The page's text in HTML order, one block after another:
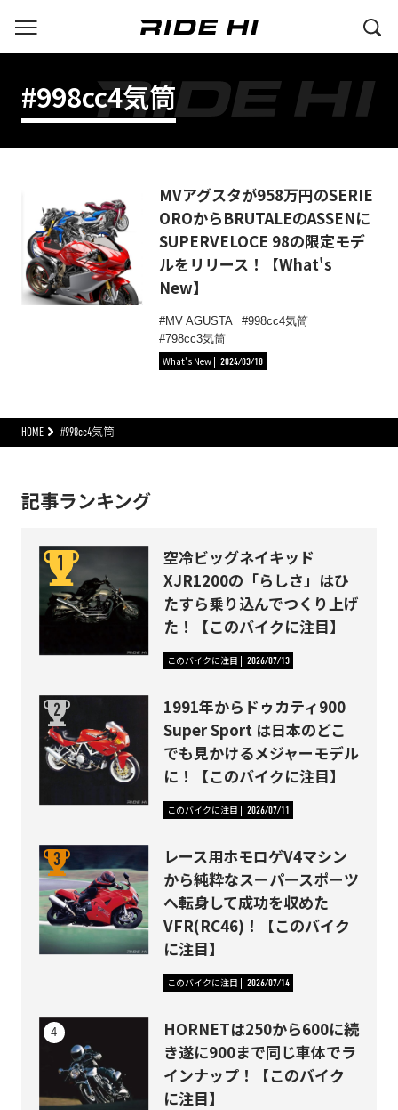
#998cc4気筒
MVアグスタが958万円のSERIE
OROからBRUTALEのASSENに
SUPERVELOCE 98の限定モデ
ルをリリース！【What's
New】
MV AGUSTA
998cc4気筒
798cc3気筒
What's New
2024/03/18
HOME #998cc4気筒
記事ランキング
空冷ビッグネイキッド
XJR1200の「らしさ」はひ
たすら乗り込んでつくり上げ
た！【このバイクに注目】
このバイクに注目 2026/07/13
1991年からドゥカティ900
Super Sport は日本のどこ
でも見かけるメジャーモデル
に！【このバイクに注目】
このバイクに注目 2026/07/11
レース用ホモロゲV4マシン
から純粋なスーパースポーツ
へ転身して成功を収めた
VFR(RC46)！【このバイク
に注目】
このバイクに注目 2026/07/14
HORNETは250から600に続
き遂に900まで同じ車体でラ
インナップ！【このバイク
に注目】